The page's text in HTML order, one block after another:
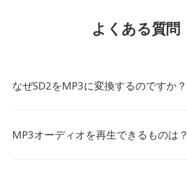
よくある質問
なぜSD2をMP3に変換するのですか？
MP3オーディオを再生できるものは？